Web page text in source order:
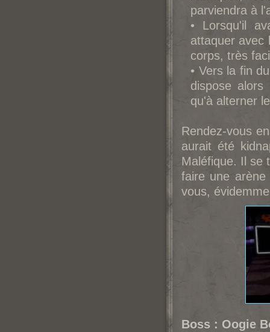
parviendra à
• Lorsqu'il
attaquer avec
corps, très
• Vers la fin
dispose
qu'à alterner
Rendez-vous
aurait été
Maléfique. Il se
faire une
vous,
Boss : Oogie